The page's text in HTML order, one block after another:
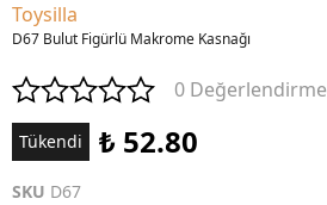
Toysilla
D67 Bulut Figürlü Makrome Kasnağı
0 Değerlendirme
Tükendi ₺ 52.80
SKU D67